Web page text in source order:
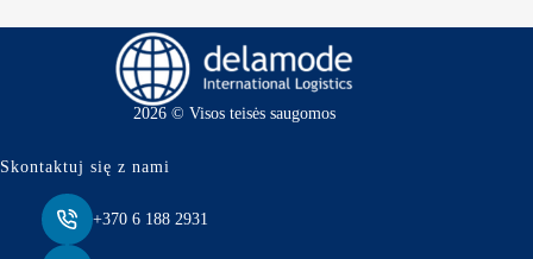
2026 © Visos teisės saugomos
Skontaktuj się z nami
+370 6 188 2931